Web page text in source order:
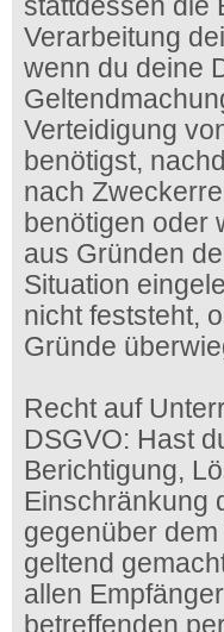
stattdessen die
Verarbeitung
wenn du deine
Verteidigung
benötigst,
nach
benötigen oder
aus Gründen
Situation
nicht feststeht,
Gründe
Recht auf
DSGVO: Hast
Berichtigung,
Einschränkung
gegenüber
geltend
allen
betreffenden